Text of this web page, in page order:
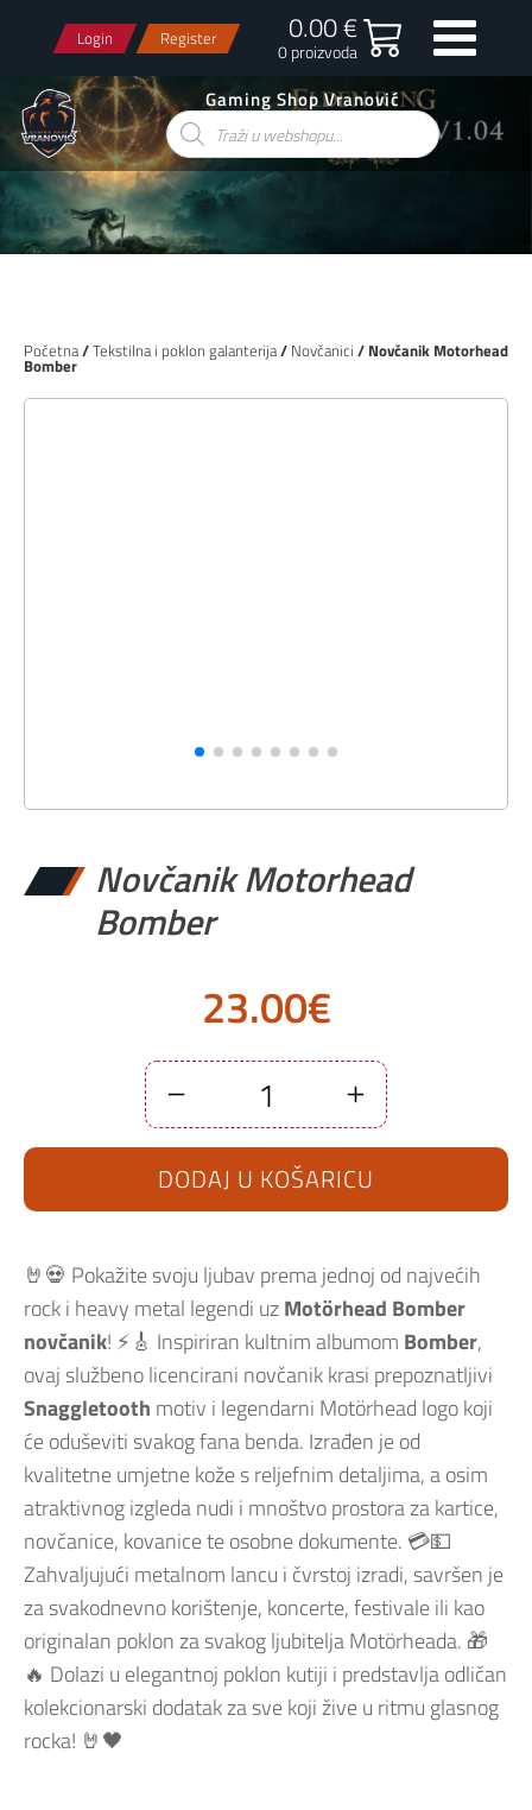
Login Register 0.00 €
0 proizvoda
Gaming Shop Vranović
Products
search
Početna/Tekstilna i poklon galanterija/ Novčanici / Novčanik Motorhead
Bomber
Novčanik Motorhead
Bomber
23.00€
Motorhead
Bomber
DODAJ U KOŠARICU
🤘💀 Pokažite svoju ljubav prema jednoj od najvećih
rock i heavy metal legendi uzMotörhead Bomber
novčanik! ⚡🎸 Inspiriran kultnim albumom Bomber,
ovaj službeno licencirani novčanik krasi prepoznatljivi
Snaggletooth motiv i legendarni Motörhead logo koji
će oduševiti svakog fana benda. Izrađen je od
kvalitetne umjetne kože s reljefnim detaljima, a osim
atraktivnog izgleda nudi i mnoštvo prostora za kartice,
novčanice, kovanice te osobne dokumente. 💳💵
Zahvaljujući metalnom lancu i čvrstoj izradi, savršen je
za svakodnevno korištenje, koncerte, festivale ili kao
originalan poklon za svakog ljubitelja Motörheada. 🎁
🔥 Dolazi u elegantnoj poklon kutiji i predstavlja odličan
kolekcionarski dodatak za sve koji žive u ritmu glasnog
rocka! 🤘🖤